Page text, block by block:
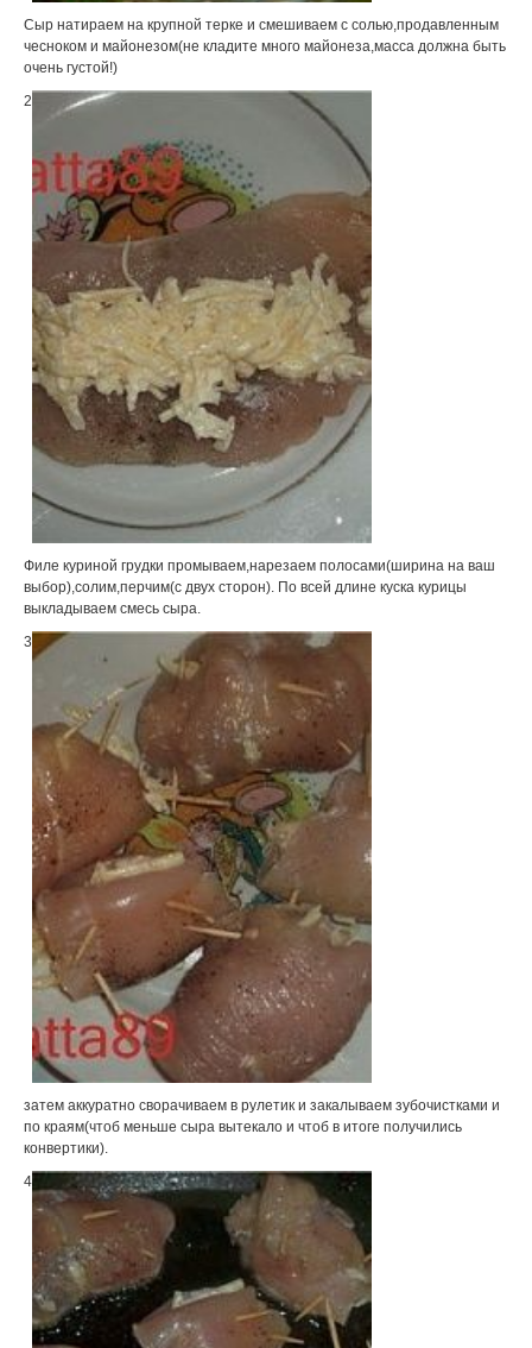
Сыр натираем на крупной терке и смешиваем с солью,продавленным
чесноком и майонезом(не кладите много майонеза,масса должна быть
очень густой!)
2
Филе куриной грудки промываем,нарезаем полосами(ширина на ваш
выбор),солим,перчим(с двух сторон). По всей длине куска курицы
выкладываем смесь сыра.
3
затем аккуратно сворачиваем в рулетик и закалываем зубочистками и
по краям(чтоб меньше сыра вытекало и чтоб в итоге получились
конвертики).
4